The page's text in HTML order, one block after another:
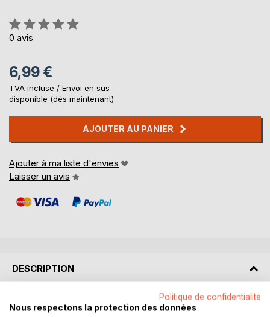
Évaluation:
0%
0 avis
6,99 €
TVA incluse / Envoi en sus
disponible (dès maintenant)
AJOUTER AU PANIER
Ajouter à ma liste d'envies
Laisser un avis
DESCRIPTION
Décryptez Ruy Blas avec l'analyse de Paideia éducation !
Politique de confidentialité
Nous respectons la protection des données